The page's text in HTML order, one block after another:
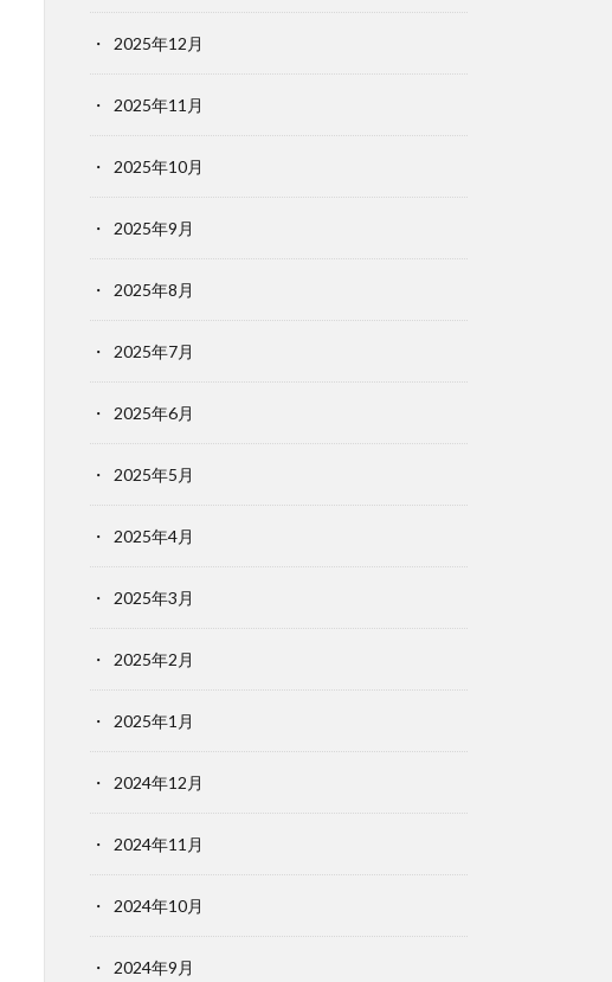
2025年12月
2025年11月
2025年10月
2025年9月
2025年8月
2025年7月
2025年6月
2025年5月
2025年4月
2025年3月
2025年2月
2025年1月
2024年12月
2024年11月
2024年10月
2024年9月